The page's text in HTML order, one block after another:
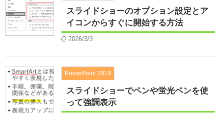
スライドショーのオプション設定とア
イコンからすぐに開始する方法
2026/3/3
PowerPoint 2019
スライドショーでペンや蛍光ペンを使
って強調表示